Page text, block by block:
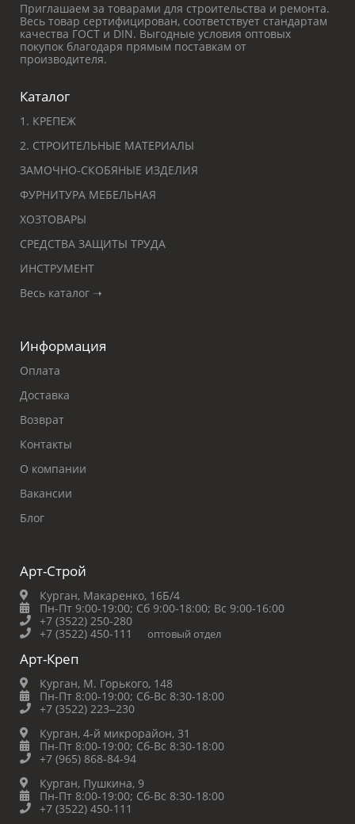
Приглашаем за товарами для строительства и ремонта.
Весь товар сертифицирован, соответствует стандартам
качества ГОСТ и DIN. Выгодные условия оптовых
покупок благодаря прямым поставкам от
производителя.
Каталог
1. КРЕПЕЖ
2. СТРОИТЕЛЬНЫЕ МАТЕРИАЛЫ
ЗАМОЧНО-СКОБЯНЫЕ ИЗДЕЛИЯ
ФУРНИТУРА МЕБЕЛЬНАЯ
ХОЗТОВАРЫ
СРЕДСТВА ЗАЩИТЫ ТРУДА
ИНСТРУМЕНТ
Весь каталог ➝
Информация
Оплата
Доставка
Возврат
Контакты
О компании
Вакансии
Блог
Арт-Строй
Курган, Макаренко, 16Б/4
Пн-Пт 9:00-19:00; Сб 9:00-18:00; Вс 9:00-16:00
+7 (3522) 250-280
+7 (3522) 450-111
оптовый отдел
Арт-Креп
Курган, М. Горького, 148
Пн-Пт 8:00-19:00; Сб-Вс 8:30-18:00
+7 (3522) 223‒230
Курган, 4-й микрорайон, 31
Пн-Пт 8:00-19:00; Сб-Вс 8:30-18:00
+7 (965) 868-84-94
Курган, Пушкина, 9
Пн-Пт 8:00-19:00; Сб-Вс 8:30-18:00
+7 (3522) 450-111